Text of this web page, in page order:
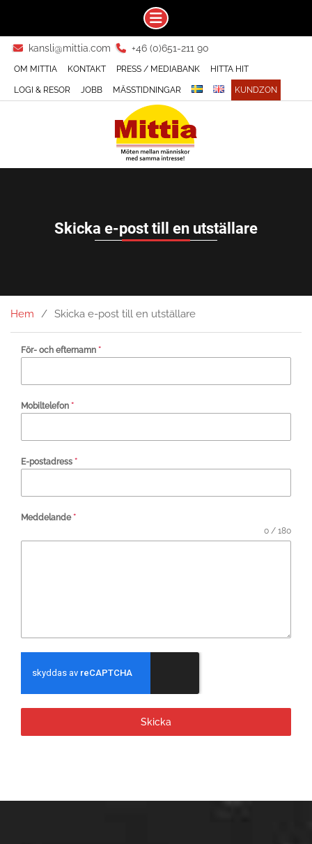
Skip
content
kansli@mittia.com +46 (0)651-211 90
OM MITTIA KONTAKT PRESS / MEDIABANK HITTA HIT
LOGI & RESOR JOBB MÄSSTIDNINGAR KUNDZON
Skicka e-post till en utställare
Hem Skicka e-post till en utställare
För- och efternamn *
Mobiltelefon *
E-postadress *
Meddelande*
0 / 180
Skicka